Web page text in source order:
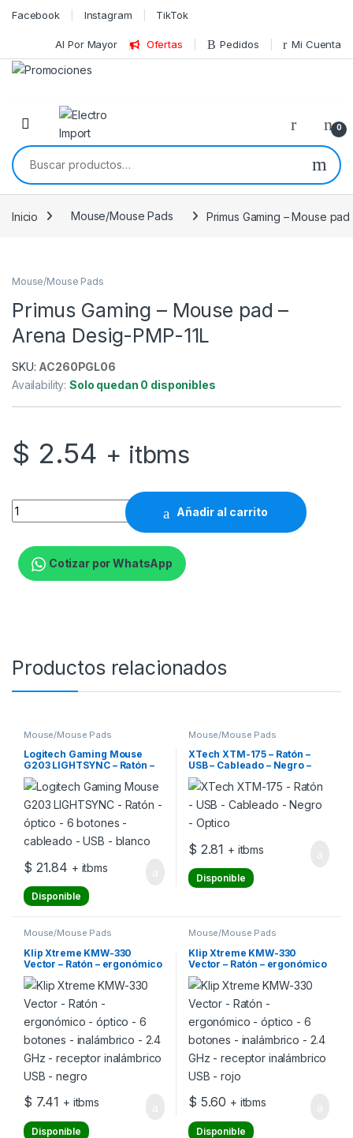
Skip to navigation
Skip to content
Facebook Instagram TikTok
Al Por Mayor Ofertas Pedidos Mi Cuenta
0
Buscar por:
Inicio Mouse/Mouse Pads Primus Gaming – Mouse pad
Mouse/Mouse Pads
Primus Gaming – Mouse pad –
Arena Desig-PMP-11L
SKU: AC260PGL06
Availability:Solo quedan 0 disponibles
$ 2.54 + itbms
Primus Gaming - Mouse pad - Arena Desig-PMP-11L quantity
Añadir al carrito
Cotizar por WhatsApp
Productos relacionados
Mouse/Mouse Pads
Logitech Gaming Mouse
G203 LIGHTSYNC – Ratón –
óptico – 6 botones –
cableado – USB – blanco
$ 21.84 + itbms
Disponible
Mouse/Mouse Pads
XTech XTM-175 – Ratón –
USB – Cableado – Negro –
Optico
$ 2.81 + itbms
Disponible
Mouse/Mouse Pads
Klip Xtreme KMW-330
Vector – Ratón – ergonómico
– óptico – 6 botones –
inalámbrico – 2.4 GHz –
receptor inalámbrico USB –
negro
$ 7.41 + itbms
Disponible
Mouse/Mouse Pads
Klip Xtreme KMW-330
Vector – Ratón – ergonómico
– óptico – 6 botones –
inalámbrico – 2.4 GHz –
receptor inalámbrico USB –
rojo
$ 5.60 + itbms
Disponible